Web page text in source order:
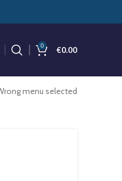
0 €0.00
menu selected